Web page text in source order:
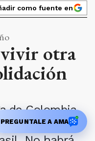
como fuente en
otra
de Colombia,
hecho la
PREGUNTALE A AMA